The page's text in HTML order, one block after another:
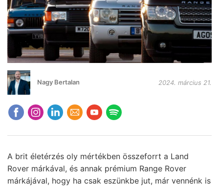
Nagy Bertalan 2024. március 21.
A brit életérzés oly mértékben összeforrt a Land
Rover márkával, és annak prémium Range Rover
márkájával, hogy ha csak eszünkbe jut, már vennénk is